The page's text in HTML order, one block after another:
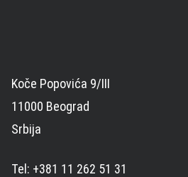
Koče Popovića 9/III
11000 Beograd
Srbija
Tel: +381 11 262 51 31